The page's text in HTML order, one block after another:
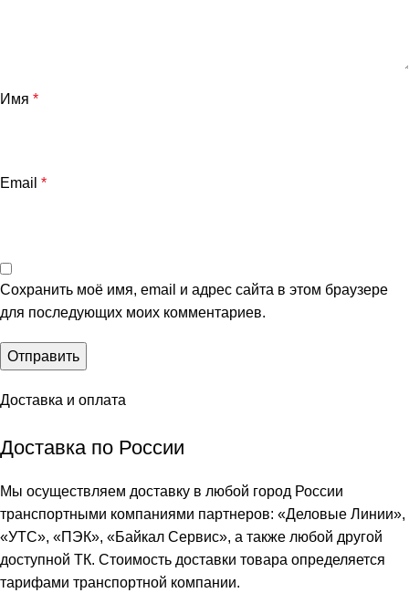
Имя *
Email *
Сохранить моё имя, email и адрес сайта в этом браузере
для последующих моих комментариев.
Доставка и оплата
Доставка по России
Мы осуществляем доставку в любой город России
транспортными компаниями партнеров: «Деловые Линии»,
«УТС», «ПЭК», «Байкал Сервис», а также любой другой
доступной ТК. Стоимость доставки товара определяется
тарифами транспортной компании.